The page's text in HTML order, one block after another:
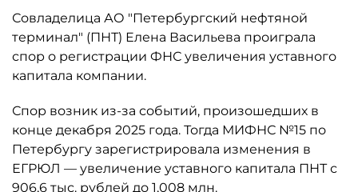
Совладелица АО "Петербургский нефтяной
терминал" (ПНТ) Елена Васильева проиграла
спор о регистрации ФНС увеличения уставного
капитала компании.
Спор возник из-за событий, произошедших в
конце декабря 2025 года. Тогда МИФНС №15 по
Петербургу зарегистрировала изменения в
ЕГРЮЛ — увеличение уставного капитала ПНТ с
906,6 тыс. рублей до 1,008 млн.